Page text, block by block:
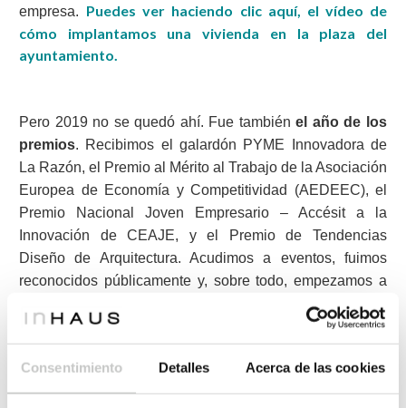
Consentimiento Detalles Acerca de las cookies
empresa. Puedes ver haciendo clic aquí, el vídeo de
cómo implantamos una vivienda en la plaza del
ayuntamiento.
Pero 2019 no se quedó ahí. Fue tambiénel año de los
premios. Recibimos el galardón PYME Innovadora de
La Razón, el Premio al Mérito al Trabajo de la Asociación
Europea de Economía y Competitividad (AEDEEC), el
Premio Nacional Joven Empresario – Accésit a la
Innovación de CEAJE, y el Premio de Tendencias
Diseño de Arquitectura. Acudimos a eventos, fuimos
reconocidos públicamente y, sobre todo, empezamos a
interiorizar que todo ese esfuerzo que mi hermano y yo,
junto con todo el equipo, veníamos haciendo desde
hacía años… estaba dando sus frutos. Nos sentíamos
honrados, orgullosos y, también, con más
responsabilidad que nunca. Porque cuando sabes que